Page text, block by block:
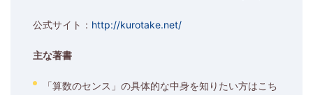
公式サイト： http://kurotake.net/
主な著書
「算数のセンス」の具体的な中身を知りたい方はこち